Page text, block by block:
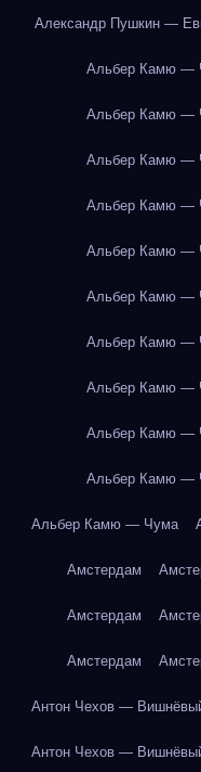
Александр Пушкин —
Альбер Камю —
Альбер Камю —
Альбер Камю —
Альбер Камю —
Альбер Камю —
Альбер Камю —
Альбер Камю —
Альбер Камю —
Альбер Камю —
Альбер Камю —
Альбер Камю — Чума
Амстердам
Амстердам
Амстердам
Антон Чехов —
Антон Чехов —